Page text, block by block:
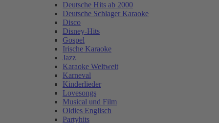
Deutsche Hits ab 2000
Deutsche Schlager Karaoke
Disco
Disney-Hits
Gospel
Irische Karaoke
Jazz
Karaoke Weltweit
Karneval
Kinderlieder
Lovesongs
Musical und Film
Oldies Englisch
Partyhits